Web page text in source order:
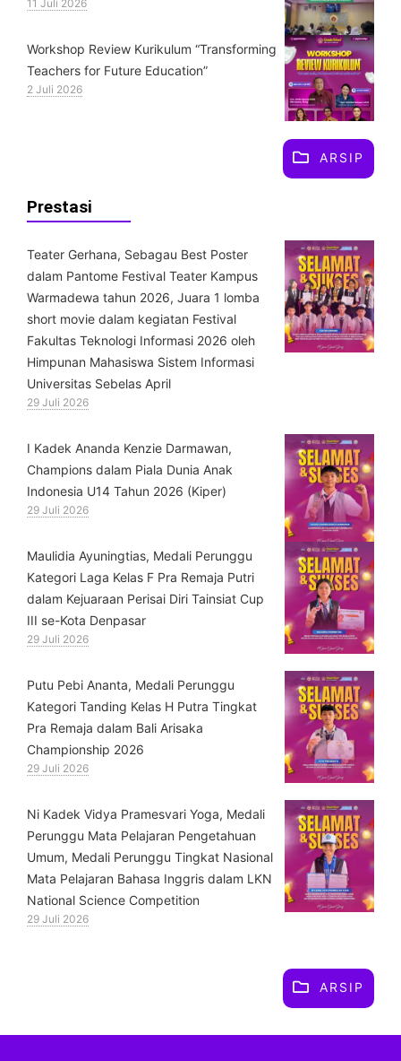
11 Juli 2026
Workshop Review Kurikulum “Transforming
Teachers for Future Education”
2 Juli 2026
ARSIP
Prestasi
Teater Gerhana, Sebagau Best Poster
dalam Pantome Festival Teater Kampus
Warmadewa tahun 2026, Juara 1 lomba
short movie dalam kegiatan Festival
Fakultas Teknologi Informasi 2026 oleh
Himpunan Mahasiswa Sistem Informasi
Universitas Sebelas April
29 Juli 2026
⁠I Kadek Ananda Kenzie Darmawan,
Champions dalam Piala Dunia Anak
Indonesia U14 Tahun 2026 (Kiper)
29 Juli 2026
⁠Maulidia Ayuningtias, Medali Perunggu
Kategori Laga Kelas F Pra Remaja Putri
dalam Kejuaraan Perisai Diri Tainsiat Cup
III se-Kota Denpasar
29 Juli 2026
Putu Pebi Ananta, Medali Perunggu
Kategori Tanding Kelas H Putra Tingkat
Pra Remaja dalam Bali Arisaka
Championship 2026
29 Juli 2026
⁠Ni Kadek Vidya Pramesvari Yoga, Medali
Perunggu Mata Pelajaran Pengetahuan
Umum, Medali Perunggu Tingkat Nasional
Mata Pelajaran Bahasa Inggris dalam LKN
National Science Competition
29 Juli 2026
ARSIP